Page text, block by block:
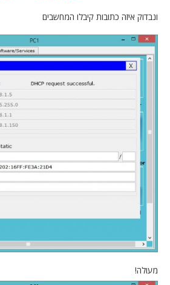
ונבדוק איזה כתובות קיבלו המחשבים
מעולה!